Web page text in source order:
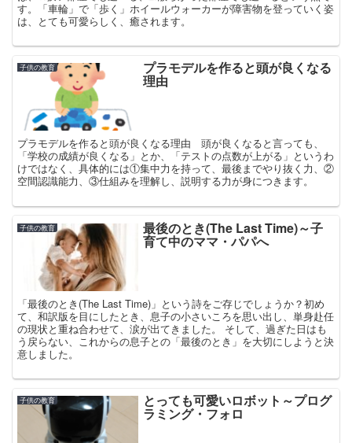
す。「車輪」で「歩く」ホイールウォーカーが障害物を登っていく姿
は、とても可愛らしく、癒されます。
子供の教育 プラモデルを作ると頭が良くなる
理由
プラモデルを作ると頭が良くなる理由 頭が良くなると言っても、
「学校の成績が良くなる」とか、「テストの点数が上がる」というわ
けではなく、具体的には①集中力を持って、最後までやり抜く力、②
空間認識能力、③仕組みを理解し、説明する力が身につきます。
子供の教育 最後のとき(The Last Time)～子
育て中のママ・パパへ
「最後のとき(The Last Time)」という詩をご存じでしょうか？初め
て、和訳版を目にしたとき、息子の小さいころを思い出し、単身赴任
の現状と重ね合わせて、涙が出てきました。 そして、過ぎた日はも
う戻らない、これからの息子との「最後のとき」を大切にしようと決
意しました。
子供の教育 とっても可愛いロボット～プログ
ラミング・フォロ